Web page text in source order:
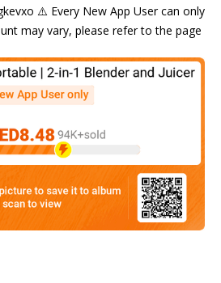
⚠️ Every New App User can only
may vary, please refer to the page